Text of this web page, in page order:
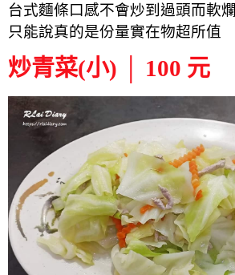
台式麵條口感不會炒到過頭而軟爛
只能說真的是份量實在物超所值
炒青菜(小) │ 100 元